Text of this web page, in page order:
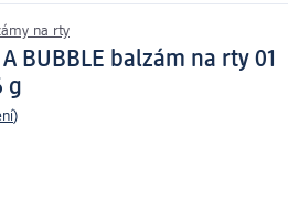
na rty
BUBBLE balzám na rty 01
g
)